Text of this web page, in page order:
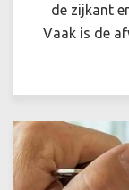
de zijkant
Vaak is de